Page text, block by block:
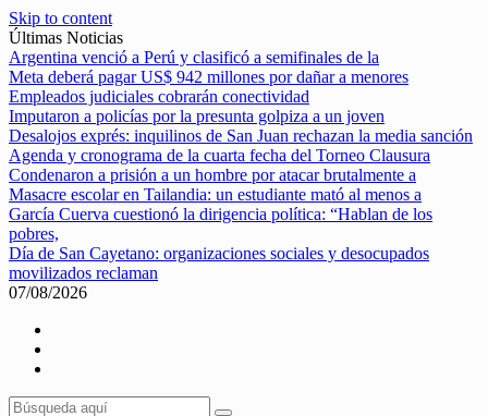
Skip to content
Últimas Noticias
Argentina venció a Perú y clasificó a semifinales de la
Meta deberá pagar US$ 942 millones por dañar a menores
Empleados judiciales cobrarán conectividad
Imputaron a policías por la presunta golpiza a un joven
Desalojos exprés: inquilinos de San Juan rechazan la media sanción
Agenda y cronograma de la cuarta fecha del Torneo Clausura
Condenaron a prisión a un hombre por atacar brutalmente a
Masacre escolar en Tailandia: un estudiante mató al menos a
García Cuerva cuestionó la dirigencia política: “Hablan de los
pobres,
Día de San Cayetano: organizaciones sociales y desocupados
movilizados reclaman
07/08/2026